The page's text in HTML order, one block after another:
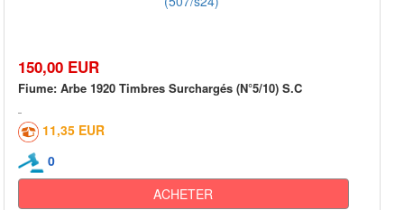
150,00 EUR
Fiume: Arbe 1920 Timbres Surchargés (N°5/10) S.C
11,35 EUR
0
ACHETER